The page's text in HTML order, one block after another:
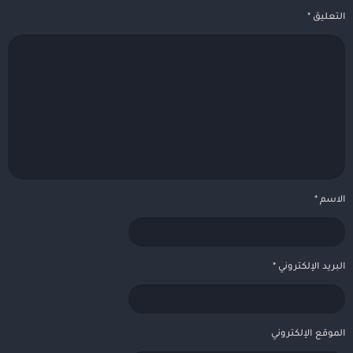
التعليق *
الاسم *
البريد الإلكتروني *
الموقع الإلكتروني